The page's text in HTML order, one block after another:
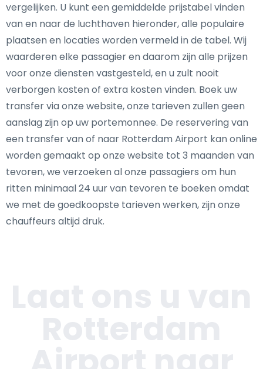
vergelijken. U kunt een gemiddelde prijstabel vinden
van en naar de luchthaven hieronder, alle populaire
plaatsen en locaties worden vermeld in de tabel. Wij
waarderen elke passagier en daarom zijn alle prijzen
voor onze diensten vastgesteld, en u zult nooit
verborgen kosten of extra kosten vinden. Boek uw
transfer via onze website, onze tarieven zullen geen
aanslag zijn op uw portemonnee. De reservering van
een transfer van of naar Rotterdam Airport kan online
worden gemaakt op onze website tot 3 maanden van
tevoren, we verzoeken al onze passagiers om hun
ritten minimaal 24 uur van tevoren te boeken omdat
we met de goedkoopste tarieven werken, zijn onze
chauffeurs altijd druk.